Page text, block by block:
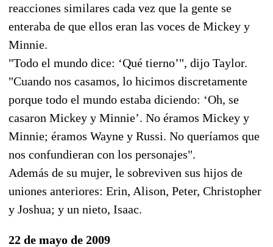
reacciones similares cada vez que la gente se
enteraba de que ellos eran las voces de Mickey y
Minnie.
"Todo el mundo dice: ‘Qué tierno’", dijo Taylor.
"Cuando nos casamos, lo hicimos discretamente
porque todo el mundo estaba diciendo: ‘Oh, se
casaron Mickey y Minnie’. No éramos Mickey y
Minnie; éramos Wayne y Russi. No queríamos que
nos confundieran con los personajes".
Además de su mujer, le sobreviven sus hijos de
uniones anteriores: Erin, Alison, Peter, Christopher
y Joshua; y un nieto, Isaac.
22 de mayo de 2009